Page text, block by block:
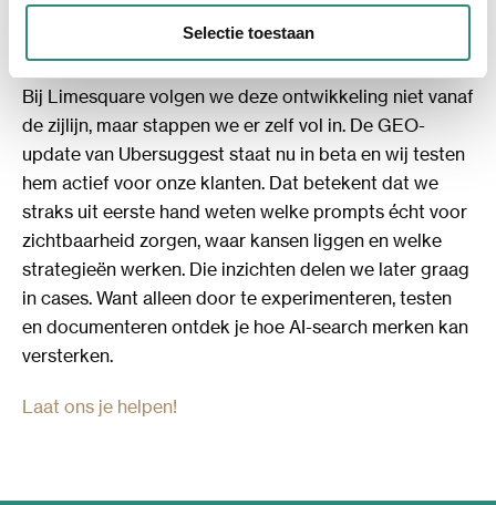
Selectie toestaan
Vanuit de praktijk, niet vanaf de
zijlijn
Bij Limesquare volgen we deze ontwikkeling niet vanaf
de zijlijn, maar stappen we er zelf vol in. De GEO-
update van Ubersuggest staat nu in beta en wij testen
hem actief voor onze klanten. Dat betekent dat we
straks uit eerste hand weten welke prompts écht voor
zichtbaarheid zorgen, waar kansen liggen en welke
strategieën werken. Die inzichten delen we later graag
in cases. Want alleen door te experimenteren, testen
en documenteren ontdek je hoe AI-search merken kan
versterken.
Laat ons je helpen!